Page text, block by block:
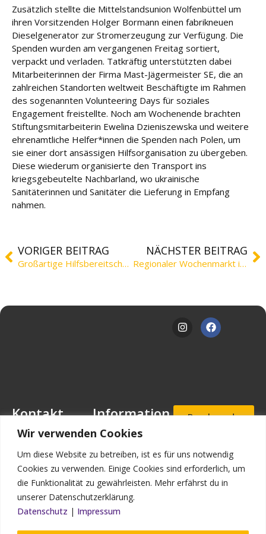
Wir verwenden Cookies
Um diese Website zu betreiben, ist es für uns notwendig
Cookies zu verwenden. Einige Cookies sind erforderlich, um
die Funktionalität zu gewährleisten. Mehr erfährst du in
unserer Datenschutzerklärung.
Datenschutz | Impressum
e
Fort
bildu
ng
Spe
nde
n
Kont
akt
Zusätzlich stellte die Mittelstandsunion Wolfenbüttel um
ihren Vorsitzenden Holger Bormann einen fabrikneuen
Dieselgenerator zur Stromerzeugung zur Verfügung. Die
Spenden wurden am vergangenen Freitag sortiert,
verpackt und verladen. Tatkräftig unterstützten dabei
Mitarbeiterinnen der Firma Mast-Jägermeister SE, die an
zahlreichen Standorten weltweit Beschäftigte im Rahmen
des sogenannten Volunteering Days für soziales
Engagement freistellte. Noch am Wochenende brachten
Stiftungsmitarbeiterin Ewelina Dzieniszewska und weitere
ehrenamtliche Helfer*innen die Spenden nach Polen, um
sie einer dort ansässigen Hilfsorganisation zu übergeben.
Diese wiederum organisierte den Transport ins
kriegsgebeutelte Nachbarland, wo ukrainische
Sanitäterinnen und Sanitäter die Lieferung in Empfang
nahmen.
VORIGER BEITRAG
Großartige Hilfsbereitschaft – Sachspenden haben Ukraine erreicht
NÄCHSTER BEITRAG
Regionaler Wochenmarkt in Wolfenbüttel startet am 29. April 2022
Kontakt
Mansfeld-
Löbbecke-Stiftung
Geschäftsstelle
Mascheroder
Straße 11
Wolfenbüttel
Information
Downloads
Stellenangebote
Impressum
Datenschutz
Beschwerde
Aufnahmea
nfrage